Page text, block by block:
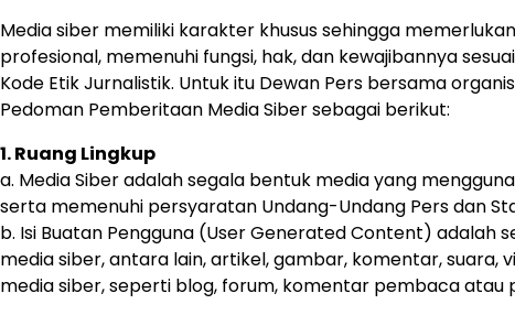
Media siber memiliki karakter khusus sehingga
profesional, memenuhi fungsi, hak, dan kewajibannya
Kode Etik Jurnalistik. Untuk itu Dewan Pers bersama
Pedoman Pemberitaan Media Siber sebagai berikut:
1. Ruang Lingkup
a. Media Siber adalah segala bentuk media yang
serta memenuhi persyaratan Undang-Undang Pers dan
b. Isi Buatan Pengguna (User Generated Content) adalah
media siber, antara lain, artikel, gambar, komentar,
media siber, seperti blog, forum, komentar pembaca atau